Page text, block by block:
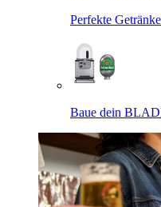
Perfekte
Baue dein